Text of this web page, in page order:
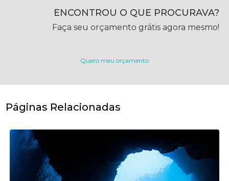
ENCONTROU O QUE PROCURAVA?
Faça seu orçamento grátis agora mesmo!
Quero meu orçamento
Páginas Relacionadas